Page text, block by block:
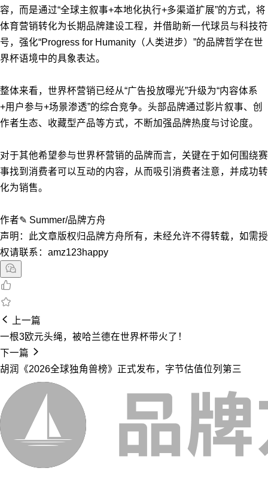
容，而是通过“全球主叙事+本地化执行+多渠道扩展”的方式，将
体育营销转化为长期品牌建设工程，并借助新一代球员与科技符
号，强化“Progress for Humanity（人类进步）”的品牌哲学在世
界杯语境中的具象表达。
整体来看，世界杯营销已经从“广告投放曝光”升级为“内容体系
+用户参与+场景渗透”的综合竞争。头部品牌通过影片叙事、创
作者生态、收藏型产品等方式，不断加强品牌热度与讨论度。
对于其他希望参与世界杯营销的品牌而言，关键在于如何围绕赛
事找到消费者可以互动的内容，从而吸引消费者注意，并成功转
化为销售。
作者✎ Summer/品牌方舟
声明：此文章版权归品牌方舟所有，未经允许不得转载，如需授
权请联系：amz123happy
上一篇
一根3欧元头绳，被哈兰德在世界杯带火了！
下一篇
胡润《2026全球独角兽榜》正式发布，字节估值位列第三